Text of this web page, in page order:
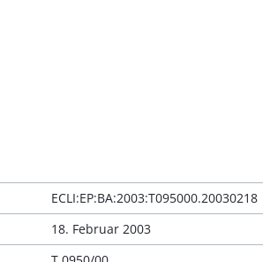
ECLI:EP:BA:2003:T095000.20030218
18. Februar 2003